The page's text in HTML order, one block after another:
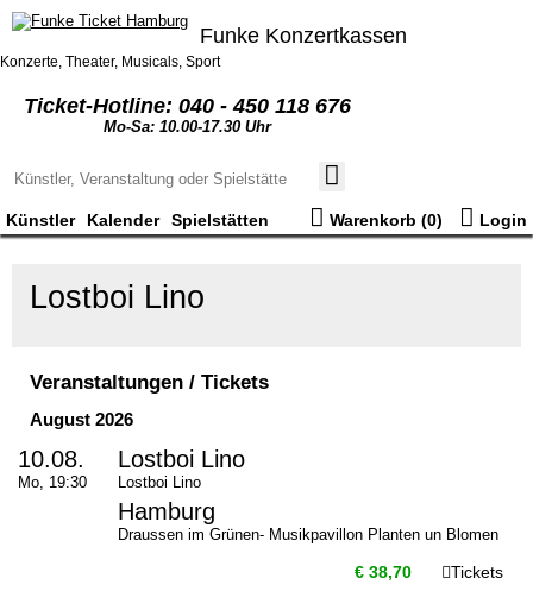
Funke Konzertkassen
Konzerte, Theater, Musicals, Sport
Ticket-Hotline: 040 - 450 118 676
Mo-Sa: 10.00-17.30 Uhr
Künstler Kalender Spielstätten Warenkorb (0) Login
Lostboi Lino
Veranstaltungen / Tickets
August 2026
10.08.
Mo, 19:30
Lostboi Lino
Lostboi Lino
Hamburg
Draussen im Grünen- Musikpavillon Planten un Blomen
€ 38,70 Tickets